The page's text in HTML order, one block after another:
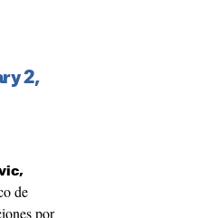
2,
de
por